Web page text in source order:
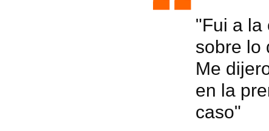
"Fui a la
sobre lo
Me
en la
caso"